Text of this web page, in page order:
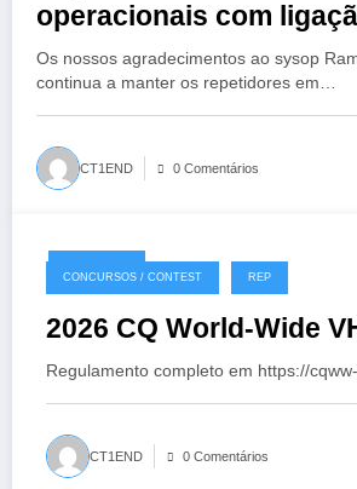
operacionais com
EchoLink
Os nossos agradecimentos ao sysop
continua a manter os repetidores em…
CT1END 0 Comentários
18/07/2026
CONCURSOS / CONTEST REP
2026 CQ World-Wide
Regulamento completo em https://
CT1END 0 Comentários